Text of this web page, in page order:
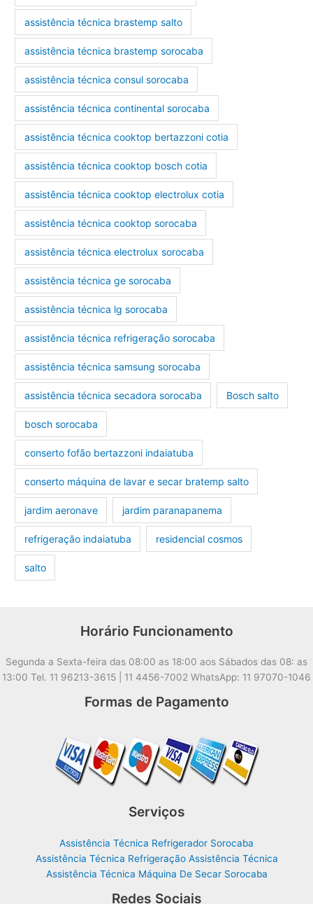
assistência técnica brastemp salto
assistência técnica brastemp sorocaba
assistência técnica consul sorocaba
assistência técnica continental sorocaba
assistência técnica cooktop bertazzoni cotia
assistência técnica cooktop bosch cotia
assistência técnica cooktop electrolux cotia
assistência técnica cooktop sorocaba
assistência técnica electrolux sorocaba
assistência técnica ge sorocaba
assistência técnica lg sorocaba
assistência técnica refrigeração sorocaba
assistência técnica samsung sorocaba
assistência técnica secadora sorocaba Bosch salto
bosch sorocaba
conserto fofão bertazzoni indaiatuba
conserto máquina de lavar e secar bratemp salto
jardim aeronave jardim paranapanema
refrigeração indaiatuba residencial cosmos
salto
Horário Funcionamento
Segunda a Sexta-feira das 08:00 as 18:00 aos Sábados das 08: as
13:00 Tel. 11 96213-3615 | 11 4456-7002 WhatsApp: 11 97070-1046
Formas de Pagamento
Serviços
Assistência Técnica Refrigerador Sorocaba
Assistência Técnica Refrigeração Assistência Técnica
Assistência Técnica Máquina De Secar Sorocaba
Redes Sociais